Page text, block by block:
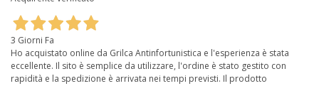
3 Giorni Fa
Ho acquistato online da Grilca Antinfortunistica e l'esperienza è stata
eccellente. Il sito è semplice da utilizzare, l'ordine è stato gestito con
rapidità e la spedizione è arrivata nei tempi previsti. Il prodotto